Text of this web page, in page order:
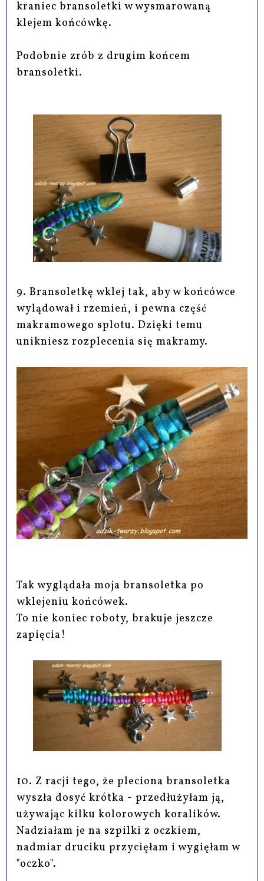
kraniec bransoletki w wysmarowaną
klejem końcówkę.
Podobnie zrób z drugim końcem
bransoletki.
9. Bransoletkę wklej tak, aby w końcówce
wylądował i rzemień, i pewna część
makramowego splotu. Dzięki temu
unikniesz rozplecenia się makramy.
Tak wyglądała moja bransoletka po
wklejeniu końcówek.
To nie koniec roboty, brakuje jeszcze
zapięcia!
10. Z racji tego, że pleciona bransoletka
wyszła dosyć krótka - przedłużyłam ją,
używając kilku kolorowych koralików.
Nadziałam je na szpilki z oczkiem,
nadmiar druciku przycięłam i wygięłam w
"oczko".